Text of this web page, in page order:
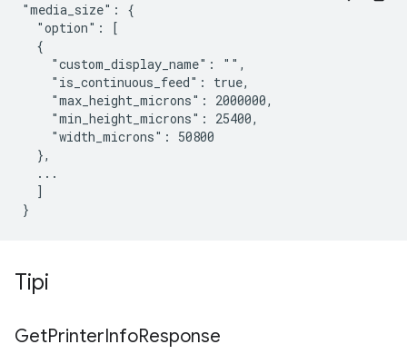
"media_size": {
  "option": [
  {
    "custom_display_name": "",
    "is_continuous_feed": true,
    "max_height_microns": 2000000,
    "min_height_microns": 25400,
    "width_microns": 50800
  },
  ...
  ]
Tipi
GetPrinterInfoResponse